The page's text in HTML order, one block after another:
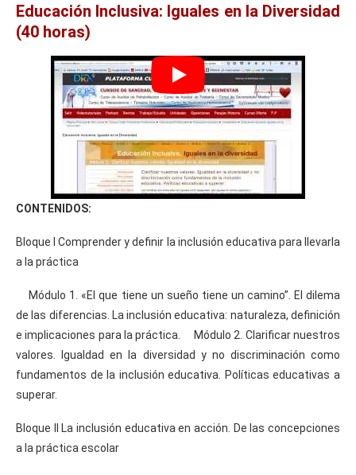
Educación Inclusiva: Iguales en la Diversidad
(40 horas)
CONTENIDOS:
Bloque I Comprender y definir la inclusión educativa para llevarla
a la práctica
Módulo 1. «El que tiene un sueño tiene un camino”. El dilema
de las diferencias. La inclusión educativa: naturaleza, definición
e implicaciones para la práctica. Módulo 2. Clarificar nuestros
valores. Igualdad en la diversidad y no discriminación como
fundamentos de la inclusión educativa. Políticas educativas a
superar.
Bloque II La inclusión educativa en acción. De las concepciones
a la práctica escolar